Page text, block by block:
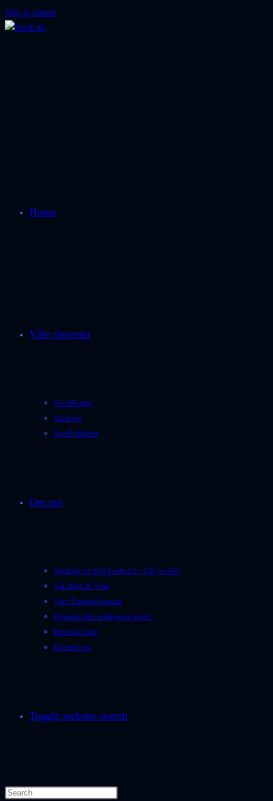
Skip to content
Home
Våre tjenester
NiceMentor
NiceLaw
NicePublisher
Om oss
NiceLife vs Ditt Gode Liv | UK vs NO
Vår Blog & Vlog
Våre PartnerProgram
Hvordan blir innleggene laget?
ReiseLiv.blog
Kontakt oss
Toggle website search